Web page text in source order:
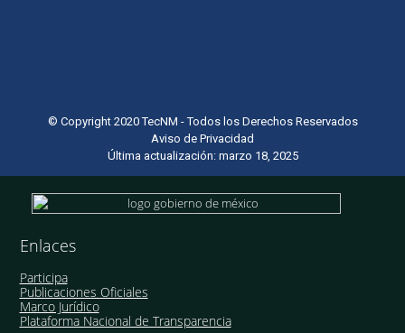
© Copyright 2020 TecNM - Todos los Derechos Reservados
Aviso de Privacidad
Última actualización: marzo 18, 2025
Enlaces
Participa
Publicaciones Oficiales
Marco Jurídico
Plataforma Nacional de Transparencia